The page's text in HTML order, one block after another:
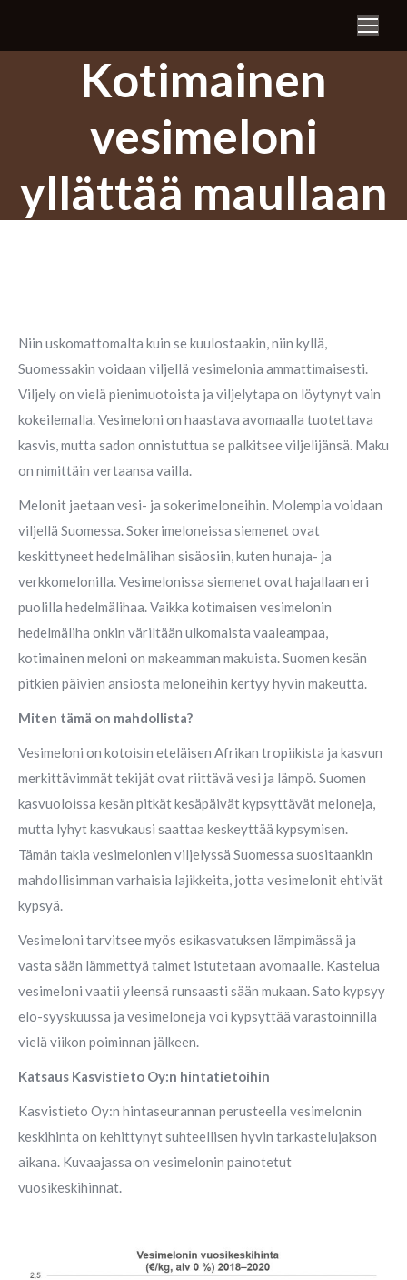
Search:
Kotimainen
vesimeloni
yllättää maullaan
Niin uskomattomalta kuin se kuulostaakin, niin kyllä,
Suomessakin voidaan viljellä vesimelonia ammattimaisesti.
Viljely on vielä pienimuotoista ja viljelytapa on löytynyt vain
kokeilemalla. Vesimeloni on haastava avomaalla tuotettava
kasvis, mutta sadon onnistuttua se palkitsee viljelijänsä. Maku
on nimittäin vertaansa vailla.
Melonit jaetaan vesi- ja sokerimeloneihin. Molempia voidaan
viljellä Suomessa. Sokerimeloneissa siemenet ovat
keskittyneet hedelmälihan sisäosiin, kuten hunaja- ja
verkkomelonilla. Vesimelonissa siemenet ovat hajallaan eri
puolilla hedelmälihaa. Vaikka kotimaisen vesimelonin
hedelmäliha onkin väriltään ulkomaista vaaleampaa,
kotimainen meloni on makeamman makuista. Suomen kesän
pitkien päivien ansiosta meloneihin kertyy hyvin makeutta.
Miten tämä on mahdollista?
Vesimeloni on kotoisin eteläisen Afrikan tropiikista ja kasvun
merkittävimmät tekijät ovat riittävä vesi ja lämpö. Suomen
kasvuoloissa kesän pitkät kesäpäivät kypsyttävät meloneja,
mutta lyhyt kasvukausi saattaa keskeyttää kypsymisen.
Tämän takia vesimelonien viljelyssä Suomessa suositaankin
mahdollisimman varhaisia lajikkeita, jotta vesimelonit ehtivät
kypsyä.
Vesimeloni tarvitsee myös esikasvatuksen lämpimässä ja
vasta sään lämmettyä taimet istutetaan avomaalle. Kastelua
vesimeloni vaatii yleensä runsaasti sään mukaan. Sato kypsyy
elo-syyskuussa ja vesimeloneja voi kypsyttää varastoinnilla
vielä viikon poiminnan jälkeen.
Katsaus Kasvistieto Oy:n hintatietoihin
Kasvistieto Oy:n hintaseurannan perusteella vesimelonin
keskihinta on kehittynyt suhteellisen hyvin tarkastelujakson
aikana. Kuvaajassa on vesimelonin painotetut
vuosikeskihinnat.